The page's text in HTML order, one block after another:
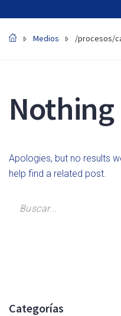
Medios /procesos/
Nothing
Apologies, but no results
help find a related post.
Categorías